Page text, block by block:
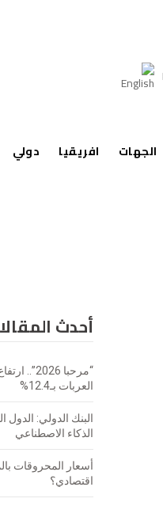
الجهات افريقيا دولي
أحدث
“مرحبا
العربات بـ12.4%
البنك الدولي:
الذكاء الاصطناعي
أسعار المحروقات
اقتصادي؟